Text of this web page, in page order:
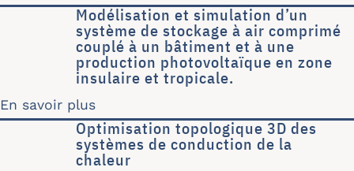
Modélisation et simulation d’un
système de stockage à air comprimé
couplé à un bâtiment et à une
production photovoltaïque en zone
insulaire et tropicale.
En savoir plus
Optimisation topologique 3D des
systèmes de conduction de la
chaleur